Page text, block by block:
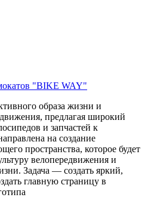
"BIKE WAY"
образа жизни и
предлагая широкий
и запчастей к
на создание
пространства, которое будет
велопередвижения и
Задача — создать яркий,
главную страницу в